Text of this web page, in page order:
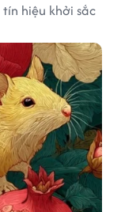
hiệu khởi sắc